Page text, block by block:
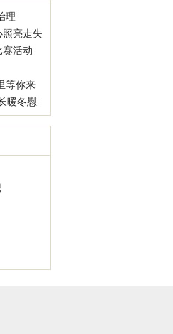
理
照亮走失
赛活动
等你来
暖冬慰